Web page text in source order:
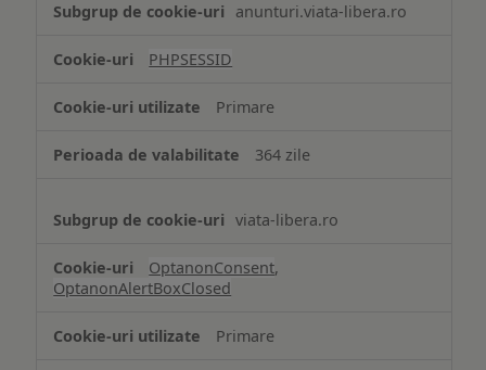
de
Cookie
necesare
anunturi.viata-libera.ro
PHPSESSID
Primare
364 zile
viata-libera.ro
OptanonConsent,
OptanonAlertBoxClosed
Primare